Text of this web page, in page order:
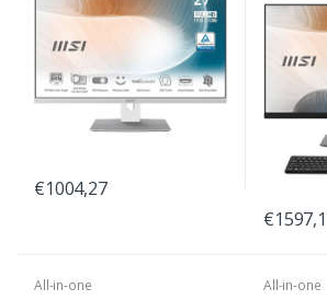
€1004,27
All-in-one
All-in-one